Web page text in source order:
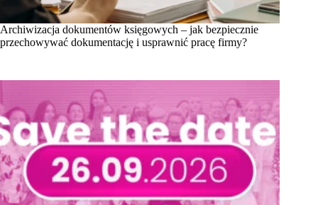
Archiwizacja dokumentów księgowych – jak bezpiecznie
przechowywać dokumentację i usprawnić pracę firmy?